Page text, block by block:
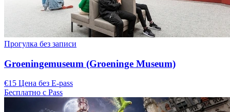
Прогулка без записи
Groeningemuseum (Groeninge Museum)
€15 Цена без E-pass
Бесплатно с Pass